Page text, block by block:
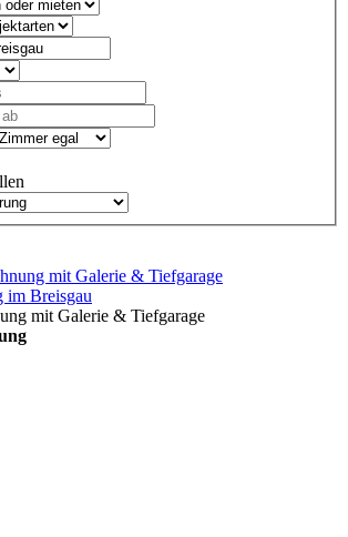
im Breisgau
mit Galerie & Tiefgarage